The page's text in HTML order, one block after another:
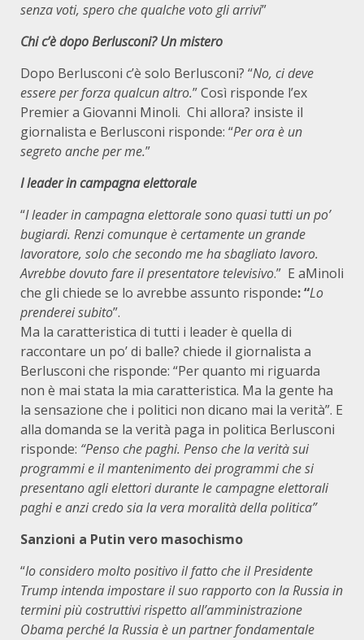
senza voti, spero che qualche voto gli arrivi”
Chi c’è dopo Berlusconi? Un mistero
Dopo Berlusconi c’è solo Berlusconi? “No, ci deve
essere per forza qualcun altro.” Così risponde l’ex
Premier a Giovanni Minoli. Chi allora? insiste il
giornalista e Berlusconi risponde: “Per ora è un
segreto anche per me.”
I leader in campagna elettorale
“I leader in campagna elettorale sono quasi tutti un po’
bugiardi. Renzi comunque è certamente un grande
lavoratore, solo che secondo me ha sbagliato lavoro.
Avrebbe dovuto fare il presentatore televisivo.” E aMinoli
che gli chiede se lo avrebbe assunto risponde: “Lo
prenderei subito”.
Ma la caratteristica di tutti i leader è quella di
raccontare un po’ di balle? chiede il giornalista a
Berlusconi che risponde: “Per quanto mi riguarda
non è mai stata la mia caratteristica. Ma la gente ha
la sensazione che i politici non dicano mai la verità”. E
alla domanda se la verità paga in politica Berlusconi
risponde: “Penso che paghi. Penso che la verità sui
programmi e il mantenimento dei programmi che si
presentano agli elettori durante le campagne elettorali
paghi e anzi credo sia la vera moralità della politica”
Sanzioni a Putin vero masochismo
“Io considero molto positivo il fatto che il Presidente
Trump intenda impostare il suo rapporto con la Russia in
termini più costruttivi rispetto all’amministrazione
Obama perché la Russia è un partner fondamentale